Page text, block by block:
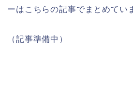
ーはこちらの記事でまとめてい
（記事準備中）